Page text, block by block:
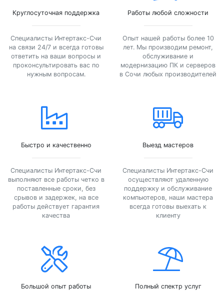
Круглосуточная поддержка
Специалисты Интертакс-Счи
на связи 24/7 и всегда готовы
ответить на ваши вопросы и
проконсультировать вас по
нужным вопросам.
Работы любой сложности
Опыт нашей работы более 10
лет. Мы производим ремонт,
обслуживание и
модернизацию ПК и серверов
в Сочи любых производителей
Быстро и качественно
Специалисты Интертакс-Счи
выполняют все работы четко в
поставленные сроки, без
срывов и задержек, на все
работы действует гарантия
качества
Выезд мастеров
Специалисты Интертакс-Счи
осуществляют удаленную
поддержку и обслуживание
компьютеров, наши мастера
всегда готовы выехать к
клиенту
Большой опыт работы Полный спектр услуг